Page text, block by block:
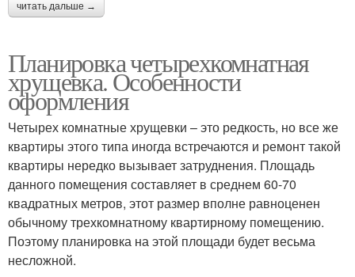
читать дальше →
Планировка четырехкомнатная
хрущевка. Особенности
оформления
Четырех комнатные хрущевки – это редкость, но все же
квартиры этого типа иногда встречаются и ремонт такой
квартиры нередко вызывает затруднения. Площадь
данного помещения составляет в среднем 60-70
квадратных метров, этот размер вполне равноценен
обычному трехкомнатному квартирному помещению.
Поэтому планировка на этой площади будет весьма
несложной.